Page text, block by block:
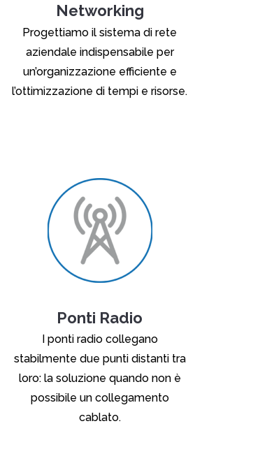
Networking
Progettiamo il sistema di rete
aziendale indispensabile per
un’organizzazione efficiente e
l’ottimizzazione di tempi e risorse.
Ponti Radio
I ponti radio collegano
stabilmente due punti distanti tra
loro: la soluzione quando non è
possibile un collegamento
cablato.